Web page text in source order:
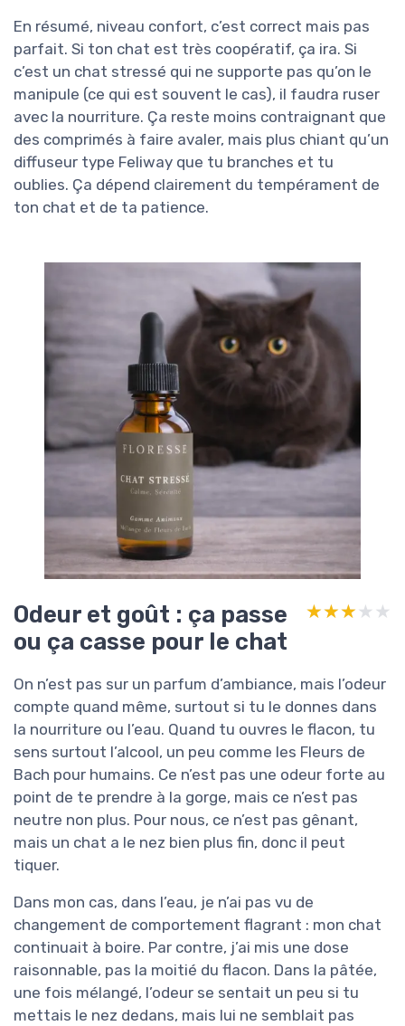
En résumé, niveau confort, c’est correct mais pas
parfait. Si ton chat est très coopératif, ça ira. Si
c’est un chat stressé qui ne supporte pas qu’on le
manipule (ce qui est souvent le cas), il faudra ruser
avec la nourriture. Ça reste moins contraignant que
des comprimés à faire avaler, mais plus chiant qu’un
diffuseur type Feliway que tu branches et tu
oublies. Ça dépend clairement du tempérament de
ton chat et de ta patience.
Odeur et goût : ça passe
ou ça casse pour le chat
★★★★★
★★★★★
On n’est pas sur un parfum d’ambiance, mais l’odeur
compte quand même, surtout si tu le donnes dans
la nourriture ou l’eau. Quand tu ouvres le flacon, tu
sens surtout l’alcool, un peu comme les Fleurs de
Bach pour humains. Ce n’est pas une odeur forte au
point de te prendre à la gorge, mais ce n’est pas
neutre non plus. Pour nous, ce n’est pas gênant,
mais un chat a le nez bien plus fin, donc il peut
tiquer.
Dans mon cas, dans l’eau, je n’ai pas vu de
changement de comportement flagrant : mon chat
continuait à boire. Par contre, j’ai mis une dose
raisonnable, pas la moitié du flacon. Dans la pâtée,
une fois mélangé, l’odeur se sentait un peu si tu
mettais le nez dedans, mais lui ne semblait pas